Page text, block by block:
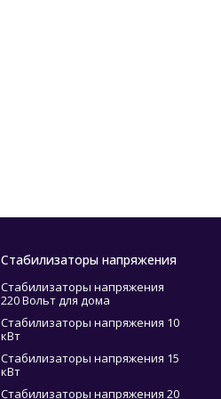
Стабилизаторы напряжения
Стабилизаторы напряжения
220 Вольт для дома
Стабилизаторы напряжения 10
кВт
Стабилизаторы напряжения 15
кВт
Стабилизаторы напряжения 20